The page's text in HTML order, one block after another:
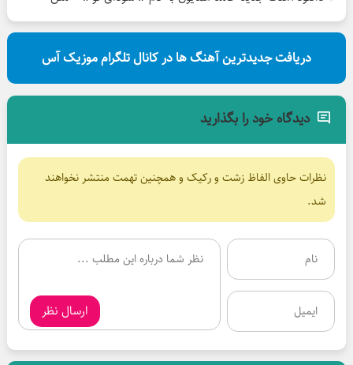
دریافت جدیدترین آهنگ ها در کانال تلگرام موزیک آس
دیدگاه خود را بگذارید
نظرات حاوی الفاظ زشت و رکیک و همچنین تهمت منتشر نخواهند
شد.
ارسال نظر